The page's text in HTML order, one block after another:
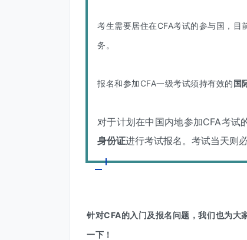
考生需要居住在CFA考试的参与国，目
务。
报名和参加CFA一级考试须持有效的国
对于计划在中国内地参加CFA考试
身份证进行考试报名。考试当天则
针对CFA的入门及报名问题，我们也为大
一下！